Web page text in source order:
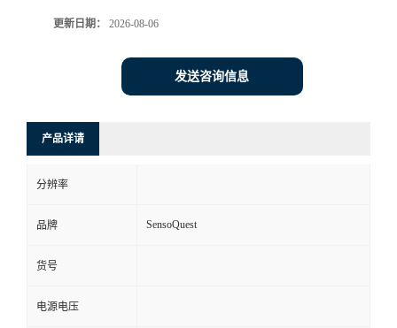
更新日期： 2026-08-06
发送咨询信息
产品详请
分辨率
品牌 SensoQuest
货号
电源电压